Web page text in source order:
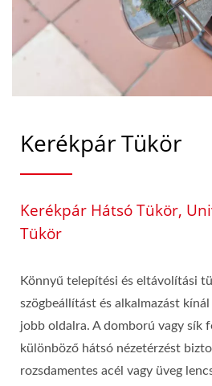
Kerékpár Tükör
Kerékpár Hátsó Tükör,
Tükör
Könnyű telepítési és eltávolítási
szögbeállítást és alkalmazást
jobb oldalra. A domború vagy sík
különböző hátsó nézetérzést
rozsdamentes acél vagy üveg